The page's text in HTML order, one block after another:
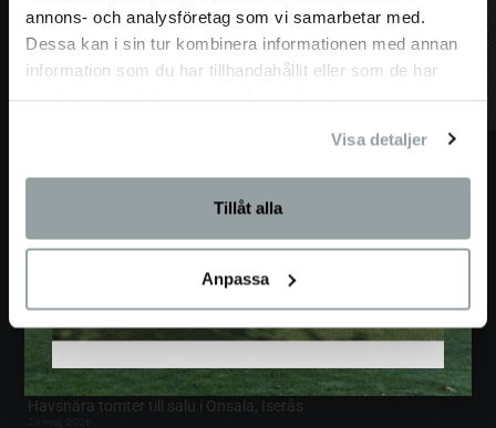
annons- och analysföretag som vi samarbetar med.
Dessa kan i sin tur kombinera informationen med annan
information som du har tillhandahållit eller som de har
Visa detaljer
Tillåt alla
Anpassa
SENASTE NYTT
Havsnära tomter till salu i Onsala, Iserås
Miljö- och hållbarhetspolicy
Partners
Unik byggmetod
Projektbyggnationer
Kundreferenser
Beställ inspirationsmaterial